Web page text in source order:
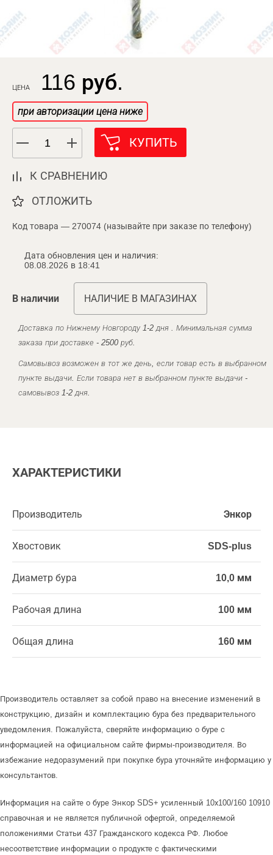
ЦЕНА 116 руб.
при авторизации цена ниже
КУПИТЬ
К СРАВНЕНИЮ
ОТЛОЖИТЬ
Код товара — 270074 (называйте при заказе по телефону)
Дата обновления цен и наличия:
08.08.2026 в 18:41
В наличии НАЛИЧИЕ В МАГАЗИНАХ
Доставка по Нижнему Новгороду 1-2 дня . Минимальная сумма
заказа при доставке - 2500 руб.
Самовывоз возможен в тот же день, если товар есть в выбранном
пункте выдачи. Если товара нет в выбранном пункте выдачи -
самовывоз 1-2 дня.
ХАРАКТЕРИСТИКИ
Производитель Энкор
Хвостовик SDS-plus
Диаметр бура 10,0 мм
Рабочая длина 100 мм
Общая длина 160 мм
Производитель оставляет за собой право на внесение изменений в
конструкцию, дизайн и комплектацию бура без предварительного
уведомления. Пожалуйста, сверяйте информацию о буре с
информацией на официальном сайте фирмы-производителя. Во
избежание недоразумений при покупке бура уточняйте информацию у
консультантов.
Информация на сайте о буре Энкор SDS+ усиленный 10х100/160 10910
справочная и не является публичной офертой, определяемой
положениями Статьи 437 Гражданского кодекса РФ. Любое
несоответствие информации о продукте с фактическими